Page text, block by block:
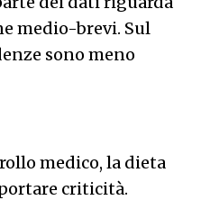
medio-brevi. Sul
sono meno
medico, la dieta
criticità.